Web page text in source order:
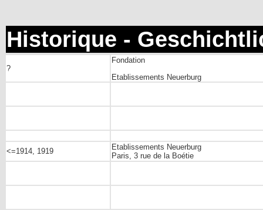
Historique -
?
Fondation
Etablissements Neuerburg
<=1914, 1919
Etablissements Neuerburg
Paris, 3 rue de la Boétie